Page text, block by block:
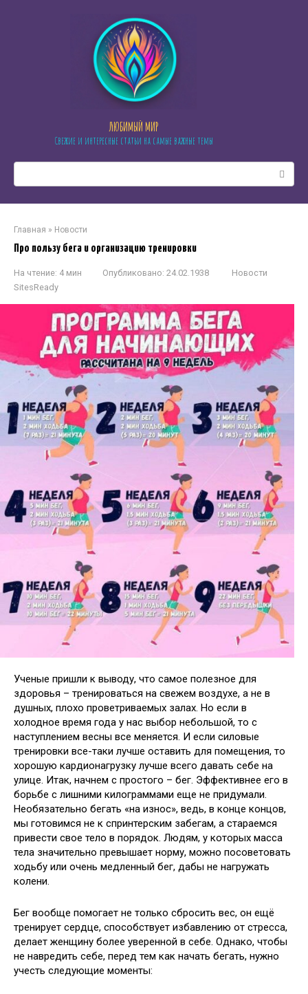
ЛЮБИМЫЙ МИР
Свежие и интересные статьи на самые важные темы
Главная » Новости
Про пользу бега и организацию тренировки
На чтение: 4 мин Опубликовано: 24.02.1938
Новости
SitesReady
Ученые пришли к выводу, что самое полезное для
здоровья – тренироваться на свежем воздухе, а не в
душных, плохо проветриваемых залах. Но если в
холодное время года у нас выбор небольшой, то с
наступлением весны все меняется. И если силовые
тренировки все-таки лучше оставить для помещения, то
хорошую кардионагрузку лучше всего давать себе на
улице. Итак, начнем с простого – бег. Эффективнее его в
борьбе с лишними килограммами еще не придумали.
Необязательно бегать «на износ», ведь, в конце концов,
мы готовимся не к спринтерским забегам, а стараемся
привести свое тело в порядок. Людям, у которых масса
тела значительно превышает норму, можно посоветовать
ходьбу или очень медленный бег, дабы не нагружать
колени.
Бег вообще помогает не только сбросить вес, он ещё
тренирует сердце, способствует избавлению от стресса,
делает женщину более уверенной в себе. Однако, чтобы
не навредить себе, перед тем как начать бегать, нужно
учесть следующие моменты: